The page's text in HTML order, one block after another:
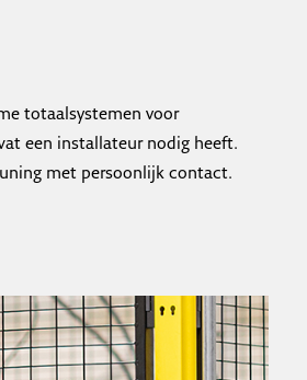
totaalsystemen voor
een installateur nodig heeft.
met persoonlijk contact.